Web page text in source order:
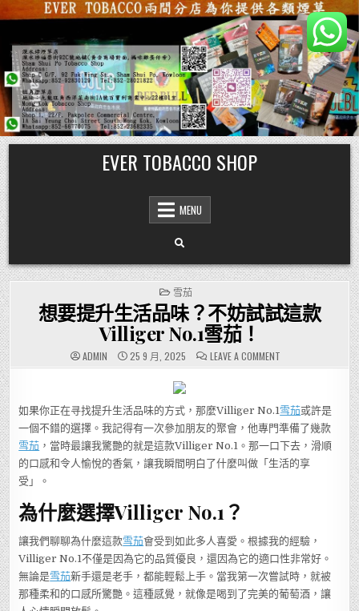
Skip
to
content
EVER TOBACCO SHOP
MENU
POSTED
IN
雪茄
想要提升生活品味？不妨試試這款
Villiger No.1雪茄！
ADMIN 25 9 月, 2025 LEAVE A COMMENT
想
生
活
品
味？
不
妨
試
試
如果你正在寻找提升生活品味的方式，那麼Villiger No.1雪茄或許是
一個不錯的選擇。我記得有一次參加朋友的聚會，他專門準備了幾款
雪茄 ，當時最讓我驚艷的就是這款Villiger No.1。那一口下去，滑順
的口感和令人愉悅的香氣，讓我瞬間明白了什麼叫做「生活的享
受」。
為什麼選擇Villiger No.1？
讓我們聊聊為什麼這款雪茄會受到如此多人喜愛。根據我的經驗，
Villiger No.1不僅是因為它的品質優良，還因為它的適口性非常好。
無論是雪茄新手還是老手，都能輕鬆上手。當我第一次嘗試時，就被
那種柔和的口感所驚艷。這種感覺，就像是喝到了完美的葡萄酒，讓